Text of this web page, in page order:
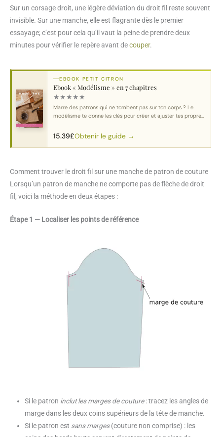
Sur un corsage droit, une légère déviation du droit fil reste souvent
invisible. Sur une manche, elle est flagrante dès le premier
essayage; c’est pour cela qu’il vaut la peine de prendre deux
minutes pour vérifier le repère avant decouper.
EBOOK PETIT CITRON
Ebook « Modélisme » en 7 chapitres
★★★★★
Marre des patrons qui ne tombent pas sur ton corps ? Le
modélisme te donne les clés pour créer et ajuster tes propres
15.39£Obtenir le guide →
Comment trouver le droit fil sur une manche de patron de couture
Lorsqu’un patron de manche ne comporte pas de flèche de droit
fil, voici la méthode en deux étapes :
Étape 1 — Localiser les points de référence
Si le patron inclut les marges de couture: tracez les angles de
marge dans les deux coins supérieurs de la tête de manche.
Si le patron est sans marges(couture non comprise) : les